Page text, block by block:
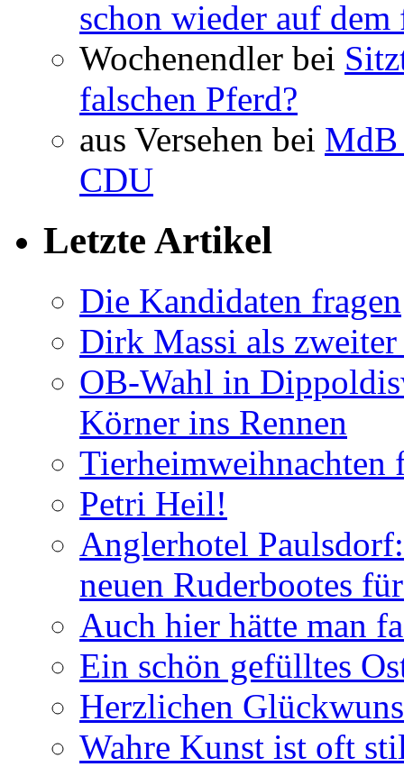
schon wieder auf dem
Wochenendler bei
falschen Pferd?
aus Versehen bei MdB
CDU
Letzte Artikel
Die Kandidaten fragen
Dirk Massi als
OB-Wahl in
Körner ins Rennen
Tierheimweihnachten
Petri Heil!
Anglerhotel
neuen Ruderbootes
Auch hier hätte man
Ein schön gefülltes
Herzlichen
Wahre Kunst ist oft